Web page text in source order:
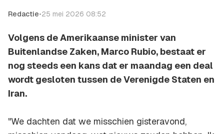
Redactie•25 mei 2026 08:52
Volgens de Amerikaanse minister van
Buitenlandse Zaken, Marco Rubio, bestaat er
nog steeds een kans dat er maandag een deal
wordt gesloten tussen de Verenigde Staten en
Iran.
"We dachten dat we misschien gisteravond,